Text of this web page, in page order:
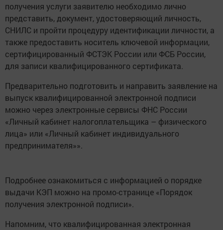
получения услуги заявителю необходимо лично
представить, документ, удостоверяющий личность,
СНИЛС и пройти процедуру идентификации личности, а
также предоставить носитель ключевой информации,
сертифицированный ФСТЭК России или ФСБ России,
для записи квалифицированного сертификата.
Предварительно подготовить и направить заявление на
выпуск квалифицированной электронной подписи
можно через электронные сервисы ФНС России
«Личный кабинет налогоплательщика – физического
лица» или «Личный кабинет индивидуального
предпринимателя»».
Подробнее ознакомиться с информацией о порядке
выдачи КЭП можно на промо-странице «Порядок
получения электронной подписи».
Напомним, что квалифицированная электронная